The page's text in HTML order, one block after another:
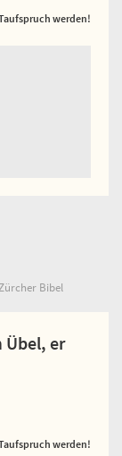
werden!
Bibel
Übel, er
werden!